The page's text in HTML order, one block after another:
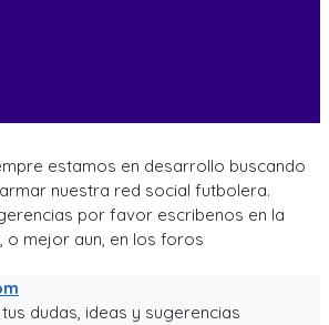
estamos en desarrollo buscando
nuestra red social futbolera.
por favor escribenos en la
o mejor aun, en los foros
dudas, ideas y sugerencias